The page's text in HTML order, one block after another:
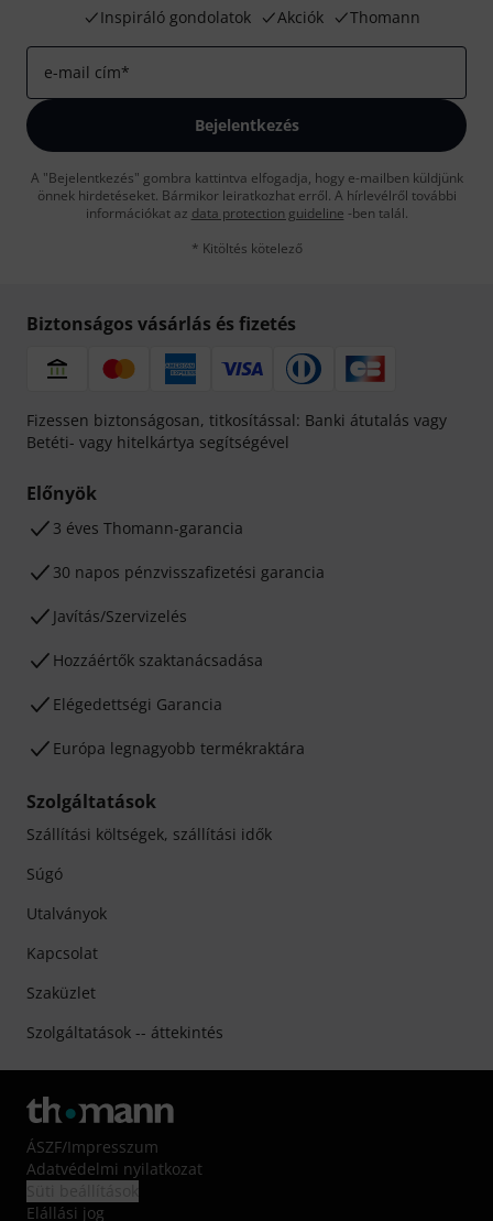
Inspiráló gondolatok
Akciók Thomann
e-mail cím*
Bejelentkezés
A "Bejelentkezés" gombra kattintva elfogadja, hogy e-mailben küldjünk
önnek hirdetéseket. Bármikor leiratkozhat erről. A hírlevélről további
információkat az data protection guideline -ben talál.
* Kitöltés kötelező
Biztonságos vásárlás és fizetés
Fizessen biztonságosan, titkosítással: Banki átutalás vagy
Betéti- vagy hitelkártya segítségével
Előnyök
3 éves Thomann-garancia
30 napos pénzvisszafizetési garancia
Javítás/Szervizelés
Hozzáértők szaktanácsadása
Elégedettségi Garancia
Európa legnagyobb termékraktára
Szolgáltatások
Szállítási költségek, szállítási idők
Súgó
Utalványok
Kapcsolat
Szaküzlet
Szolgáltatások -- áttekintés
ÁSZF/Impresszum
Adatvédelmi nyilatkozat
Elállási jog